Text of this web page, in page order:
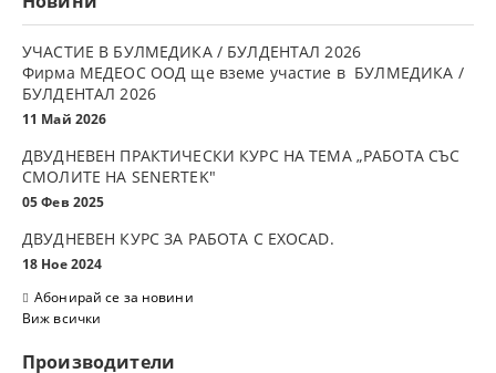
УЧАСТИЕ В БУЛМЕДИКА / БУЛДЕНТАЛ 2026
Фирма МЕДЕОС ООД ще вземе участие в БУЛМЕДИКА /
БУЛДЕНТАЛ 2026
11 Май 2026
ДВУДНЕВЕН ПРАКТИЧЕСКИ КУРС НА ТЕМА „РАБОТА СЪС
СМОЛИТЕ НА SENERTEK"
05 Фев 2025
ДВУДНЕВЕН КУРС ЗА РАБОТА С ЕXOCAD.
18 Ное 2024
Абонирай се за новини
Виж всички
Производители